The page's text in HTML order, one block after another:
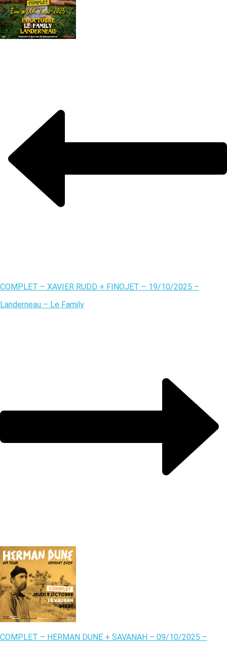
COMPLET – XAVIER RUDD + FINOJET – 19/10/2025 –
Landerneau – Le Family
COMPLET – HERMAN DUNE + SAVANAH – 09/10/2025 –